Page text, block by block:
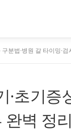
분법·병원 갈 타이밍·
초기증
완벽 정리